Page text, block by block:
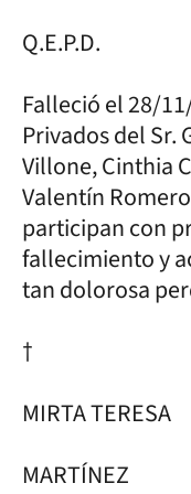
Q.E.P.D.
Falleció el 28/
Privados del Sr.
Villone, Cinthia
Valentín
participan con
fallecimiento y
tan dolorosa
†
MIRTA TERESA
MARTÍNEZ